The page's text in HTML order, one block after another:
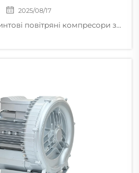
2025/08/17
Дізнайтеся, як гвинтові повітряні компресори знижують енерговитрати на 30%, працюють тихо та інтегруються з IoT для розумніших промислових операцій. Отримайте свій безкоштовний посібник з аудиту ефективності вже сьогодні.